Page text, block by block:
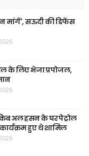
न मांगें', सऊदी की डिफेंस
के लिए भेजा प्रपोजल,
अल हसन के घर पेट्रोल
हुए थे शामिल